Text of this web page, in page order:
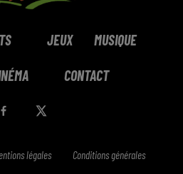
JEUX MUSIQUE
CONTACT
légales Conditions générales